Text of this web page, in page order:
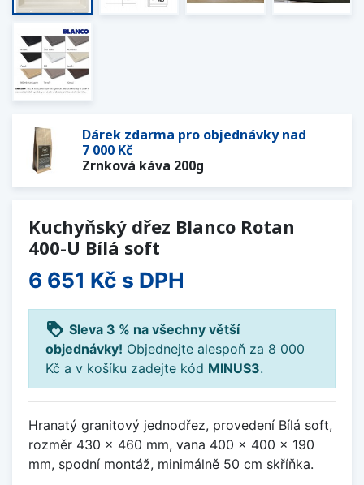
Dárek zdarma pro objednávky nad
7 000 Kč
Zrnková káva 200g
Kuchyňský dřez Blanco Rotan
400-U Bílá soft
6 651 Kč s DPH
loyalty Sleva 3 % na všechny větší
objednávky! Objednejte alespoň za 8 000
Kč a v košíku zadejte kód MINUS3.
Hranatý granitový jednodřez, provedení Bílá soft,
rozměr 430 x 460 mm, vana 400 x 400 x 190
mm, spodní montáž, minimálně 50 cm skříňka.